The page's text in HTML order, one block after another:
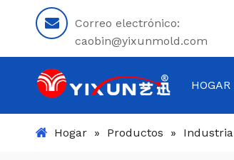
Correo electrónico:
caobin@yixunmold.com
HOGAR
Hogar » Productos » Industria